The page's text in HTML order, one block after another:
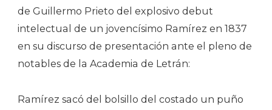
de Guillermo Prieto del explosivo debut
intelectual de un jovencísimo Ramírez en 1837
en su discurso de presentación ante el pleno de
notables de la Academia de Letrán:
Ramírez sacó del bolsillo del costado un puño